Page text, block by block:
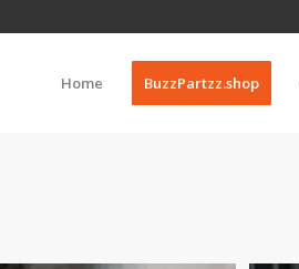
Home BuzzPartzz.shop